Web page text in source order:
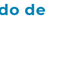
de